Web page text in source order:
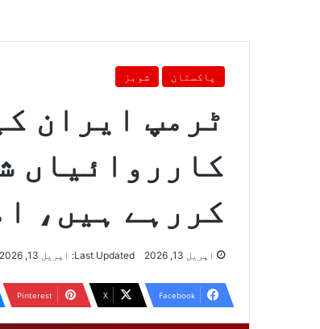
پاکستان شوبز
ٹرمپ ایران
کارروائیاں
کررہے ہیں،
اپریل 13, 2026 Last Updated: اپریل 13, 2026
Facebook
X
Pinterest